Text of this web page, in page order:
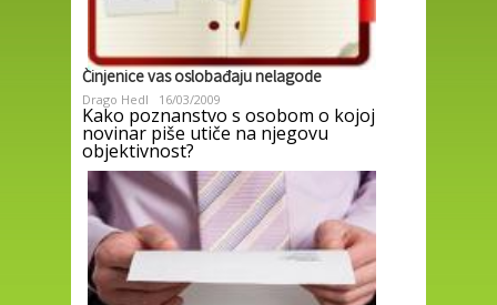
Činjenice vas oslobađaju nelagode
Drago Hedl 16/03/2009
Kako poznanstvo s osobom o kojoj
novinar piše utiče na njegovu
objektivnost?